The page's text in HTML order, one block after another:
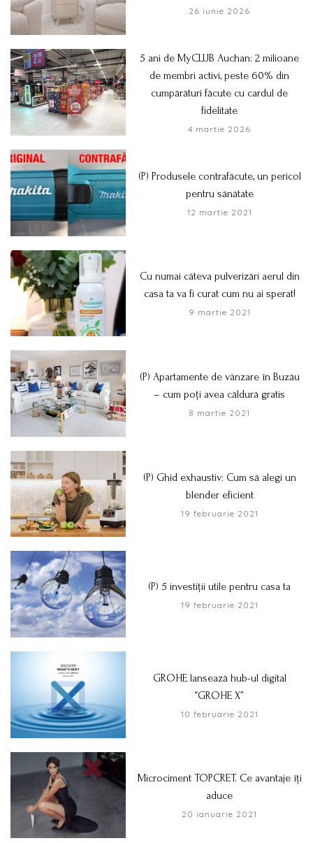
26 iunie 2026
5 ani de MyCLUB Auchan: 2 milioane
de membri activi, peste 60% din
cumpărături făcute cu cardul de
fidelitate
4 martie 2026
(P) Produsele contrafăcute, un pericol
pentru sănătate
12 martie 2021
Cu numai câteva pulverizări aerul din
casa ta va fi curat cum nu ai sperat!
9 martie 2021
(P) Apartamente de vânzare în Buzău
– cum poți avea căldură gratis
8 martie 2021
(P) Ghid exhaustiv: Cum să alegi un
blender eficient
19 februarie 2021
(P) 5 investiții utile pentru casa ta
19 februarie 2021
GROHE lansează hub-ul digital
“GROHE X”
10 februarie 2021
Microciment TOPCRET. Ce avantaje îți
aduce
20 ianuarie 2021